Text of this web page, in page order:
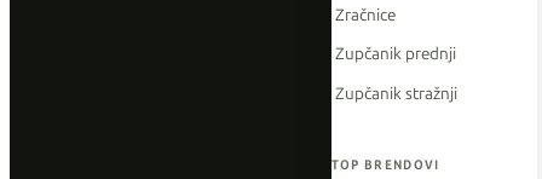
Zračnice
Zupčanik prednji
Zupčanik stražnji
TOP BRENDOVI